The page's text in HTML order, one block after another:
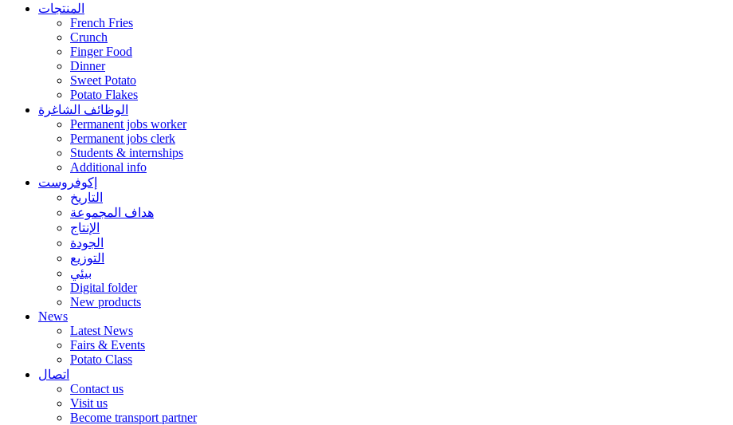
المنتجات
French Fries
Crunch
Finger Food
Dinner
Sweet Potato
Potato Flakes
الوظائف الشاغرة
Permanent jobs worker
Permanent jobs clerk
Students & internships
Additional info
إكوفروست
التاريخ
هداف المجموعة
الإنتاج
الجودة
التوزيع
بيئي
Digital folder
New products
News
Latest News
Fairs & Events
Potato Class
اتصال
Contact us
Visit us
Become transport partner